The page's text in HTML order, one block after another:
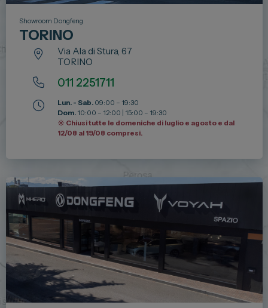
Showroom Dongfeng
TORINO
Via Ala di Stura, 67
TORINO
011 2251711
Lun. - Sab. 09:00 – 19:30
Dom. 10:00 – 12:00 | 15:00 – 19:30
☀️ Chiusi tutte le domeniche di luglio e agosto e dal
12/08 al 19/08 compresi.